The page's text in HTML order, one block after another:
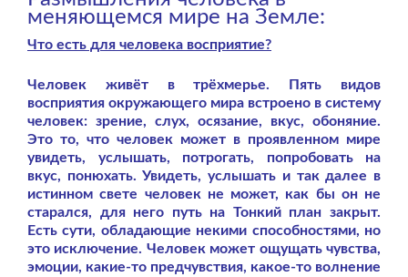
меняющемся мире на Земле:
Что есть для человека восприятие?
Человек живёт в трёхмерье. Пять видов
восприятия окружающего мира встроено в систему
человек: зрение, слух, осязание, вкус, обоняние.
Это то, что человек может в проявленном мире
увидеть, услышать, потрогать, попробовать на
вкус, понюхать. Увидеть, услышать и так далее в
истинном свете человек не может, как бы он не
старался, для него путь на Тонкий план закрыт.
Есть сути, обладающие некими способностями, но
это исключение. Человек может ощущать чувства,
эмоции, какие-то предчувствия, какое-то волнение